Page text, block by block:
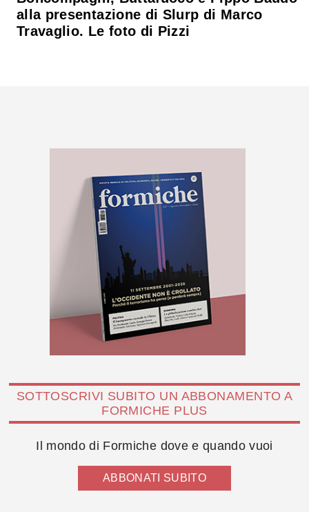
alla presentazione di Slurp di Marco
Travaglio. Le foto di Pizzi
SOTTOSCRIVI SUBITO UN ABBONAMENTO A
FORMICHE PLUS
Il mondo di Formiche dove e quando vuoi
ABBONATI SUBITO